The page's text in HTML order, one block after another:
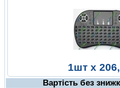
1шт x
Вартість без